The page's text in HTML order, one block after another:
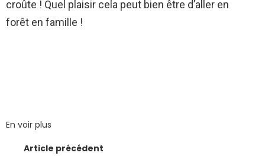
croûte ! Quel plaisir cela peut bien être d’aller en
forêt en famille !
En voir plus
Article précédent